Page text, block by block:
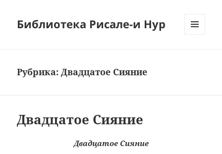
Библиотека Рисале-и Нур
Рубрика:Двадцатое Сияние
Двадцатое Сияние
Двадцатое Сияние